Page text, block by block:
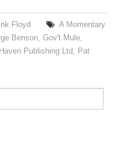
Floyd
A Momentary
Benson,Gov't Mule,
Publishing Ltd, Pat